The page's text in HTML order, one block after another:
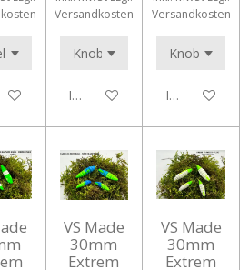
Warenkorb
Versandkosten
In den Warenkorb
Versandkosten
In den
VS Made
30mm
Extrem
VS Made
30mm
Extrem